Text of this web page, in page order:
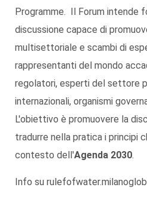
Programme. Il Forum intende
discussione capace di
multisettoriale e scambi di
rappresentanti del mondo
regolatori, esperti del settore
internazionali, organismi
L'obiettivo è promuovere la
tradurre nella pratica i principi
contesto dell'Agenda 2030.
Info su